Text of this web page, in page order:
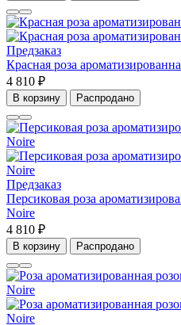
Предзаказ
Красная роза
4 810 ₽
В корзину Распродано
Предзаказ
Персиковая роза
Noire
4 810 ₽
В корзину Распродано